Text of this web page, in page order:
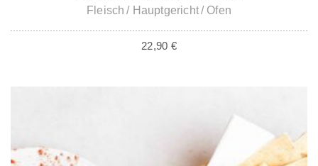
Fleisch
Hauptgericht Ofen
22,90 €